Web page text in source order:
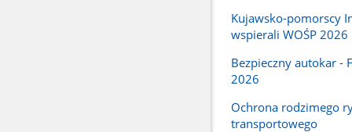
Kujawsko-pomorscy
wspierali WOŚP 2026
Bezpieczny autokar -
2026
Ochrona rodzimego
transportowego